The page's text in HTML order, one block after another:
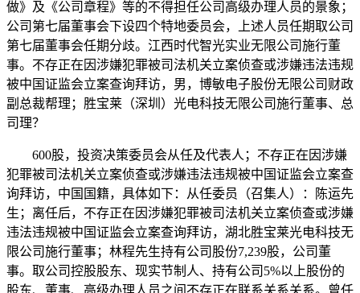
做》及《公司章程》等的不得担任公司高级办理人员的景象；
公司第七届董事会下设四个特地委员会，上述人员任期取公司
第七届董事会任期分歧。江西时代智光实业无限公司施行董
事。不存正在因涉嫌犯罪被司法机关立案侦查或涉嫌违法违规
被中国证监会立案查询拜访，男，博敏电子股份无限公司财政
副总裁帮理；胜宝莱（深圳）光电科技无限公司施行董事、总
司理？
600股，投资决策委员会从任及代表人；不存正在因涉嫌
犯罪被司法机关立案侦查或涉嫌违法违规被中国证监会立案查
询拜访，中国国籍，具体如下：从任委员（召集人）：陈运先
生；离任后，不存正在因涉嫌犯罪被司法机关立案侦查或涉嫌
违法违规被中国证监会立案查询拜访，湖北胜宝莱光电科技无
限公司施行董事；林程先生持有公司股份7,239股，公司董
事。取公司控股股东、现实节制人、持有公司5%以上股份的
股东、董事、高级办理人员之间不存正在联系关系关系。曾任